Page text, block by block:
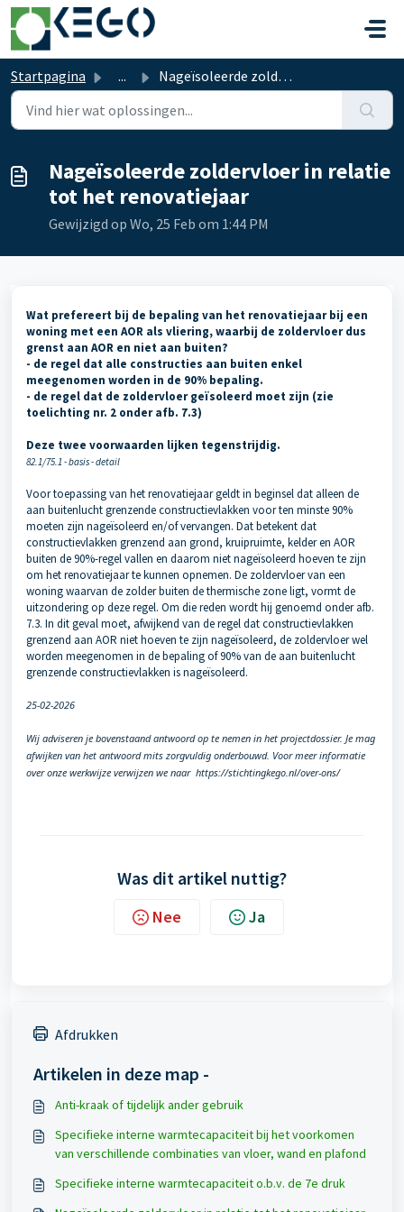
Doorgaan naar hoofdinhoud
Startpagina ... Nageïsoleerde zoldervloer in relatie tot het renovatiejaar
Nageïsoleerde zoldervloer in relatie
tot het renovatiejaar
Gewijzigd op Wo, 25 Feb om 1:44 PM
Wat prefereert bij de bepaling van het renovatiejaar bij een
woning met een AOR als vliering, waarbij de zoldervloer dus
grenst aan AOR en niet aan buiten?
- de regel dat alle constructies aan buiten enkel
meegenomen worden in de 90% bepaling.
- de regel dat de zoldervloer geïsoleerd moet zijn (zie
toelichting nr. 2 onder afb. 7.3)
Deze twee voorwaarden lijken tegenstrijdig.
82.1/75.1 - basis - detail
Voor toepassing van het renovatiejaar geldt in beginsel dat alleen de
aan buitenlucht grenzende constructievlakken voor ten minste 90%
moeten zijn nageïsoleerd en/of vervangen. Dat betekent dat
constructievlakken grenzend aan grond, kruipruimte, kelder en AOR
buiten de 90%-regel vallen en daarom niet nageïsoleerd hoeven te zijn
om het renovatiejaar te kunnen opnemen. De zoldervloer van een
woning waarvan de zolder buiten de thermische zone ligt, vormt de
uitzondering op deze regel. Om die reden wordt hij genoemd onder afb.
7.3. In dit geval moet, afwijkend van de regel dat constructievlakken
grenzend aan AOR niet hoeven te zijn nageïsoleerd, de zoldervloer wel
worden meegenomen in de bepaling of 90% van de aan buitenlucht
grenzende constructievlakken is nageïsoleerd.
25-02-2026
Wij adviseren je bovenstaand antwoord op te nemen in het projectdossier. Je mag
afwijken van het antwoord mits zorgvuldig onderbouwd. Voor meer informatie
over onze werkwijze verwijzen we naar https://stichtingkego.nl/over-ons/
Was dit artikel nuttig?
Nee Ja
Afdrukken
Artikelen in deze map -
Anti-kraak of tijdelijk ander gebruik
Specifieke interne warmtecapaciteit bij het voorkomen
van verschillende combinaties van vloer, wand en plafond
Specifieke interne warmtecapaciteit o.b.v. de 7e druk